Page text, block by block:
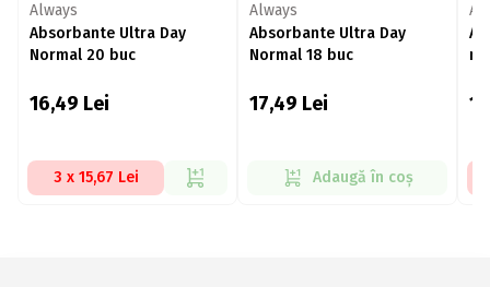
Always
Absorbante Ultra Day
Normal 20 buc
16,49 Lei
3 x 15,67 Lei
Always
Absorbante Ultra Day
Normal 18 buc
17,49 Lei
Adaugă în coș